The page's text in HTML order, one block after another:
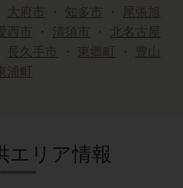
大府市 ・ 知多市 ・
尾張旭
西市 ・ 清須市 ・
北名古屋
長久手市 ・ 東郷町 ・
豊山
浦町
エリア情報